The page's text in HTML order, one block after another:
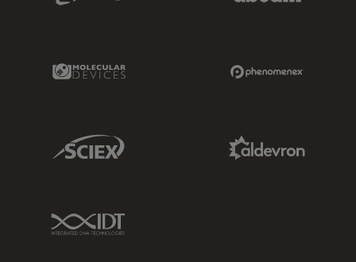
Molecular Devices Link
Sciex Link
IDT Link